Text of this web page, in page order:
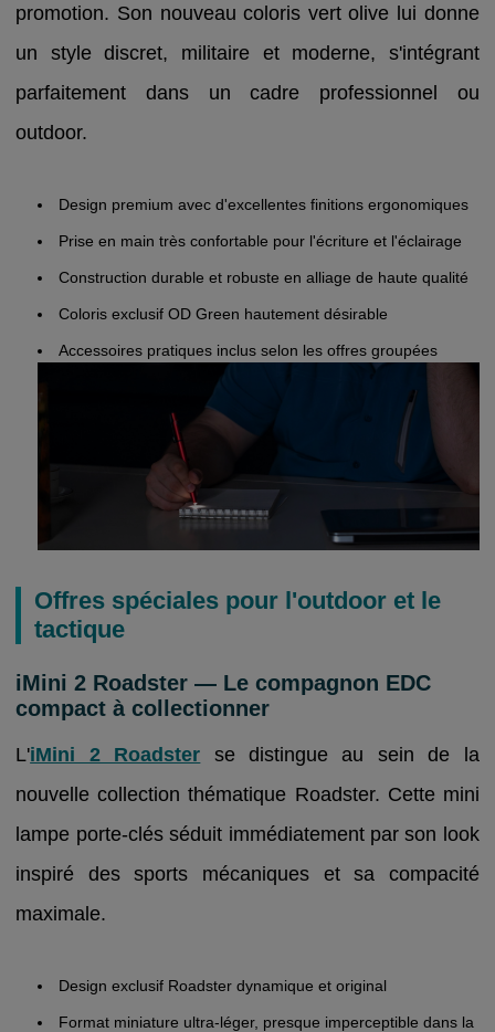
promotion. Son nouveau coloris vert olive lui donne
un style discret, militaire et moderne, s'intégrant
parfaitement dans un cadre professionnel ou
outdoor.
Design premium avec d'excellentes finitions ergonomiques
Prise en main très confortable pour l'écriture et l'éclairage
Construction durable et robuste en alliage de haute qualité
Coloris exclusif OD Green hautement désirable
Accessoires pratiques inclus selon les offres groupées
Offres spéciales pour l'outdoor et le
tactique
iMini 2 Roadster — Le compagnon EDC
compact à collectionner
L'iMini 2 Roadster se distingue au sein de la
nouvelle collection thématique Roadster. Cette mini
lampe porte-clés séduit immédiatement par son look
inspiré des sports mécaniques et sa compacité
maximale.
Design exclusif Roadster dynamique et original
Format miniature ultra-léger, presque imperceptible dans la